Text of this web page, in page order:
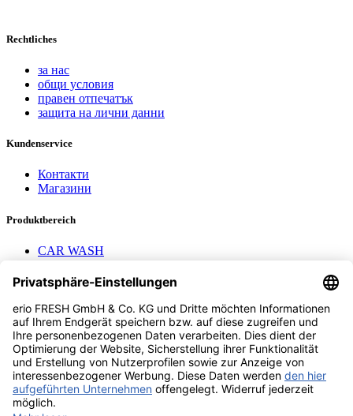
Rechtliches
за нас
общи условия
правен отпечатък
защита на лични данни
Kundenservice
Контакти
Магазини
Produktbereich
CAR WASH
AEROTEC Compressors
Nayax Cashless
Contact us
erio FRESH GmbH & Co. KG
Stader Landstr. 7
28719 Bremen